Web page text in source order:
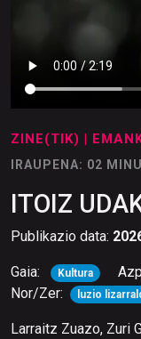
ZINE(TIK) |
IRAUPENA: 02
ITOIZ
Publikazio data:
Gaia: Kultura
Nor/Zer: luzio
Larraitz Zuazo, Zuri